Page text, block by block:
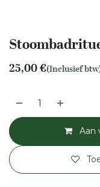
25,00€(Inclusief
Aan